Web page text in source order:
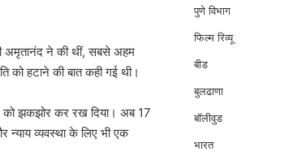
अमृतानंद ने की थीं, सबसे अहम
को हटाने की बात कही गई थी।
झकझोर कर रख दिया। अब 17
व्यवस्था के लिए भी एक
पुणे विभाग
फिल्म रिव्यू
बीड
बुलढाणा
बॉलीवुड
भारत